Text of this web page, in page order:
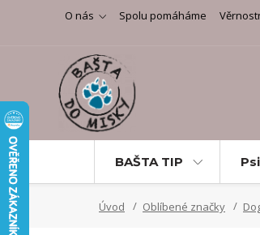
O nás Spolu pomáháme
BAŠTA TIP Psi
Úvod Oblíbené značky